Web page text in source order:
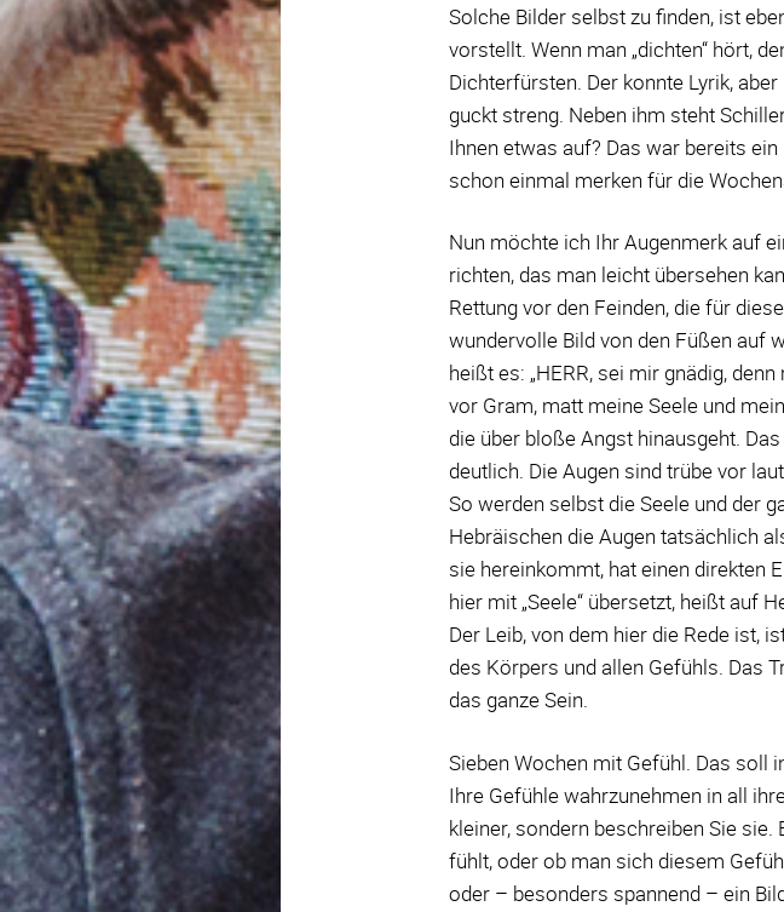
Solche Bilder selbst zu finden, ist
vorstellt. Wenn man „dichten“ hört,
Dichterfürsten. Der konnte Lyrik,
guckt streng. Neben ihm steht
Ihnen etwas auf? Das war bereits
schon einmal merken für die
Nun möchte ich Ihr Augenmerk auf
richten, das man leicht übersehen
Rettung vor den Feinden, die für
wundervolle Bild von den Füßen auf
heißt es: „HERR, sei mir gnädig,
vor Gram, matt meine Seele und
die über bloße Angst hinausgeht.
deutlich. Die Augen sind trübe vor
So werden selbst die Seele und der
Hebräischen die Augen tatsächlich
sie hereinkommt, hat einen direkten
hier mit „Seele“ übersetzt, heißt auf
Der Leib, von dem hier die Rede ist,
des Körpers und allen Gefühls. Das
das ganze Sein.
Sieben Wochen mit Gefühl. Das soll
Ihre Gefühle wahrzunehmen in all
kleiner, sondern beschreiben Sie
fühlt, oder ob man sich diesem
oder – besonders spannend – ein